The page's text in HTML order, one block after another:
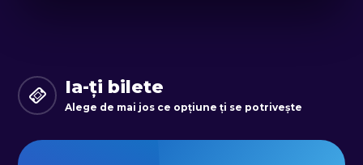
Ia-ți bilete
Alege de mai jos ce opțiune ți se potrivește